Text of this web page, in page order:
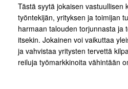
Tästä syytä jokaisen vastuullisen
työntekijän, yrityksen ja toimijan
harmaan talouden torjunnasta ja
itsekin. Jokainen voi vaikuttaa
ja vahvistaa yritysten tervettä
reiluja työmarkkinoita vähintään